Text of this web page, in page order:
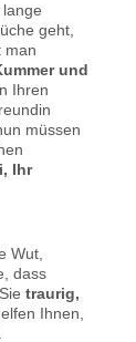
geht,
man
und
Ihren
müssen
Ihr
Wut,
dass
traurig,
Ihnen,